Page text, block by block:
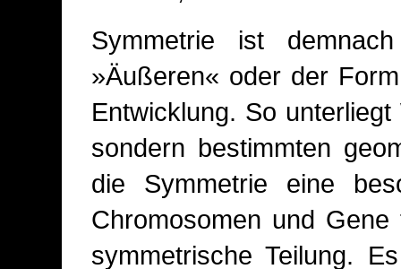
Symmetrie ist
»Äußeren« oder der
Entwicklung. So
sondern bestimmten
die Symmetrie eine
Chromosomen und
symmetrische Teilung.